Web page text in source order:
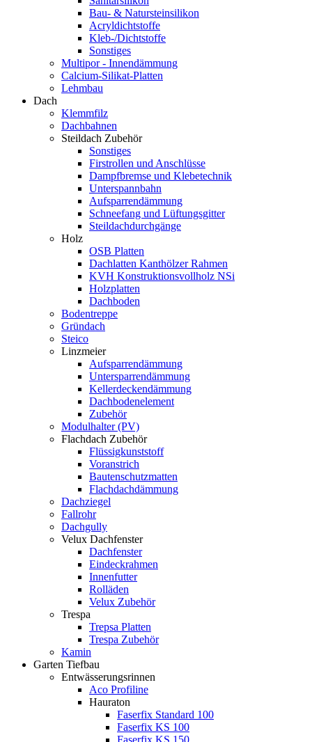
Bau- & Natursteinsilikon
Acryldichtstoffe
Kleb-/Dichtstoffe
Sonstiges
Multipor - Innendämmung
Calcium-Silikat-Platten
Lehmbau
Dach
Klemmfilz
Dachbahnen
Steildach Zubehör
Sonstiges
Firstrollen und Anschlüsse
Dampfbremse und Klebetechnik
Unterspannbahn
Aufsparrendämmung
Schneefang und Lüftungsgitter
Steildachdurchgänge
Holz
OSB Platten
Dachlatten Kanthölzer Rahmen
KVH Konstruktionsvollholz NSi
Holzplatten
Dachboden
Bodentreppe
Gründach
Steico
Linzmeier
Aufsparrendämmung
Untersparrendämmung
Kellerdeckendämmung
Dachbodenelement
Zubehör
Modulhalter (PV)
Flachdach Zubehör
Flüssigkunststoff
Voranstrich
Bautenschutzmatten
Flachdachdämmung
Dachziegel
Fallrohr
Dachgully
Velux Dachfenster
Dachfenster
Eindeckrahmen
Innenfutter
Rolläden
Velux Zubehör
Trespa
Trepsa Platten
Trespa Zubehör
Kamin
Garten Tiefbau
Entwässerungsrinnen
Aco Profiline
Hauraton
Faserfix Standard 100
Faserfix KS 100
Faserfix KS 150